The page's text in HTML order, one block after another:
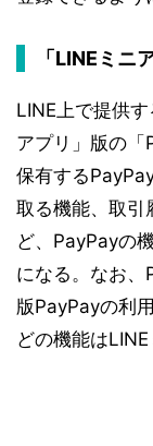
「LINEミニ
LINE上で提供
アプリ」版の
保有する
取る機能、取引
ど、PayPayの
になる。なお、
版PayPayの利
どの機能は